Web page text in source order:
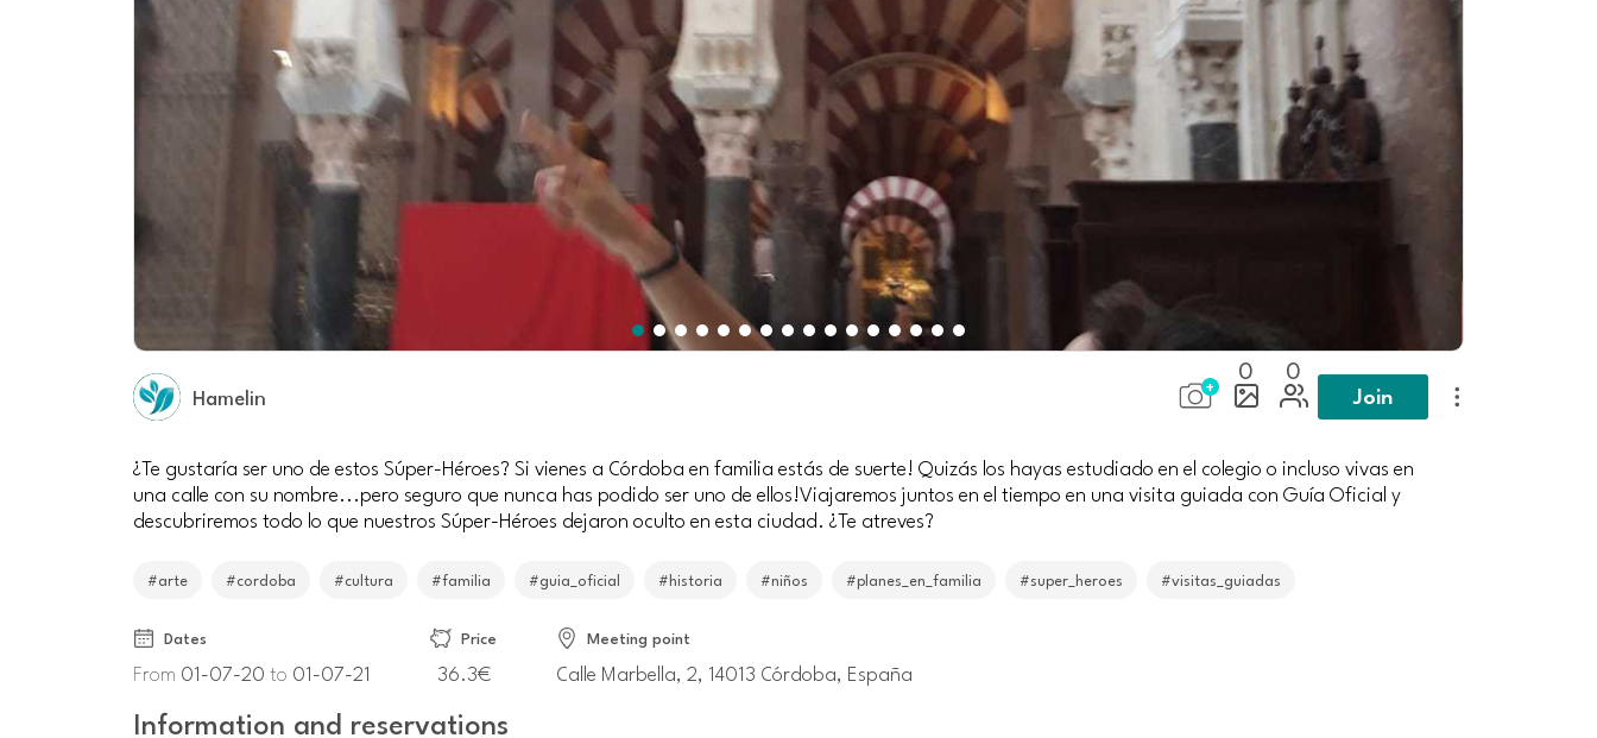
Hamelin
0 0
Join
¿Te gustaría ser uno de estos Súper-Héroes? Si vienes a Córdoba en familia estás de suerte! Quizás los hayas estudiado en el colegio o incluso vivas en
una calle con su nombre...pero seguro que nunca has podido ser uno de ellos!Viajaremos juntos en el tiempo en una visita guiada con Guía Oficial y
descubriremos todo lo que nuestros Súper-Héroes dejaron oculto en esta ciudad. ¿Te atreves?
#arte #cordoba #cultura #familia #guia_oficial #historia #niños #planes_en_familia #super_heroes #visitas_guiadas
Dates
From 01-07-20to 01-07-21
Price
36.3€
Meeting point
Calle Marbella, 2, 14013 Córdoba, España
Information and reservations